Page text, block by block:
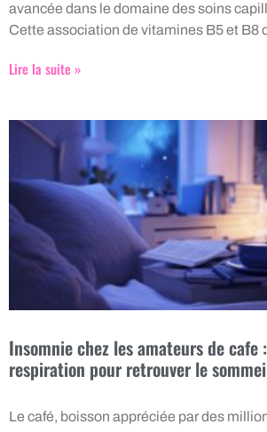
avancée dans le domaine des soins
Cette association de vitamines B5 et B8
Lire la suite »
Insomnie chez les amateurs de cafe
respiration pour retrouver le
Le café, boisson appréciée par des